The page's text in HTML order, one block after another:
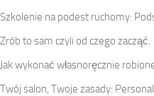
Szkolenie na podest ruchomy:
Zrób to sam czyli od czego zacząć.
Jak wykonać własnoręcznie
Twój salon, Twoje zasady: